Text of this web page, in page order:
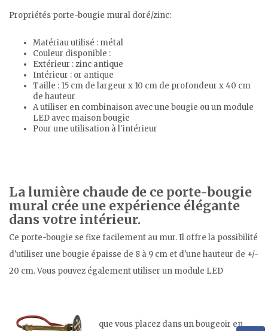
Propriétés porte-bougie mural doré/zinc:
Matériau utilisé : métal
Couleur disponible :
Extérieur : zinc antique
Intérieur : or antique
Taille : 15 cm de largeur x 10 cm de profondeur x 40 cm
de hauteur
A utiliser en combinaison avec une bougie ou un module
LED avec maison bougie
Pour une utilisation à l'intérieur
La lumière chaude de ce porte-bougie
mural crée une expérience élégante
dans votre intérieur.
Ce porte-bougie se fixe facilement au mur. Il offre la possibilité
d'utiliser une bougie épaisse de 8 à 9 cm et d'une hauteur de +/-
20 cm. Vous pouvez également utiliser un module LED
que vous placez dans un bougeoir en